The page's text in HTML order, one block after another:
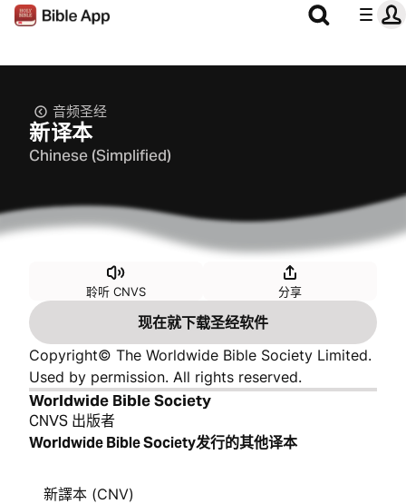
音频圣经
新译本
Chinese (Simplified)
聆听 CNVS 分享
现在就下载圣经软件
Copyright© The Worldwide Bible Society Limited.
Used by permission. All rights reserved.
Worldwide Bible Society
CNVS 出版者
Worldwide Bible Society发行的其他译本
新譯本 (CNV)